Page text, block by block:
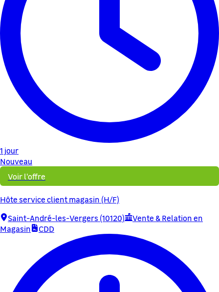
1 jour
Nouveau
Voir l'offre
Hôte service client magasin (H/F)
Saint-André-les-Vergers (10120)
Vente & Relation en
Magasin
CDD